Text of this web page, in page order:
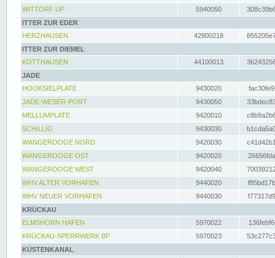
WITTORF UP
5940050
ITTER ZUR EDER
HERZHAUSEN
42800218
ITTER ZUR DIEMEL
KOTTHAUSEN
44100013
JADE
HOOKSIELPLATE
9430020
JADE-WESER-PORT
9430050
MELLUMPLATE
9420010
SCHILLIG
9430030
WANGEROOGE NORD
9420030
WANGEROOGE OST
9420020
WANGEROOGE WEST
9420040
WHV ALTER VORHAFEN
9440020
WHV NEUER VORHAFEN
9440030
KRÜCKAU
ELMSHORN HAFEN
5970022
KRÜCKAU-SPERRWERK BP
5970023
KÜSTENKANAL